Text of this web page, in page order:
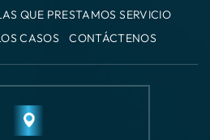
QUE PRESTAMOS SERVICIO
CASOS
CONTÁCTENOS